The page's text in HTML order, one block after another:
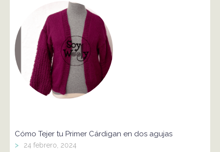
Cómo Tejer tu Primer Cárdigan en dos agujas
> 24 febrero, 2024